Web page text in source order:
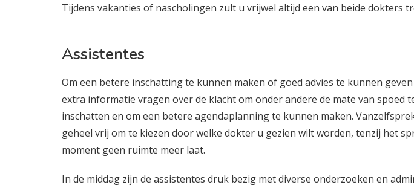
Tijdens vakanties of nascholingen zult u vrijwel altijd een van beide dokters
Assistentes
Om een betere inschatting te kunnen maken of goed advies te kunnen
extra informatie vragen over de klacht om onder andere de mate van spoed
inschatten en om een betere agendaplanning te kunnen maken.
geheel vrij om te kiezen door welke dokter u gezien wilt worden, tenzij het
moment geen ruimte meer laat.
In de middag zijn de assistentes druk bezig met diverse onderzoeken en